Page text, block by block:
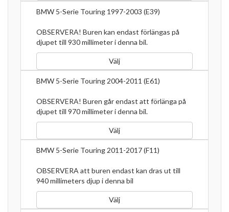
BMW 5-Serie Touring 1997-2003 (E39)
OBSERVERA! Buren kan endast förlängas på
djupet till 930 millimeter i denna bil.
Välj
BMW 5-Serie Touring 2004-2011 (E61)
OBSERVERA! Buren går endast att förlänga på
djupet till 970 millimeter i denna bil.
Välj
BMW 5-Serie Touring 2011-2017 (F11)
OBSERVERA att buren endast kan dras ut till
940 millimeters djup i denna bil
Välj